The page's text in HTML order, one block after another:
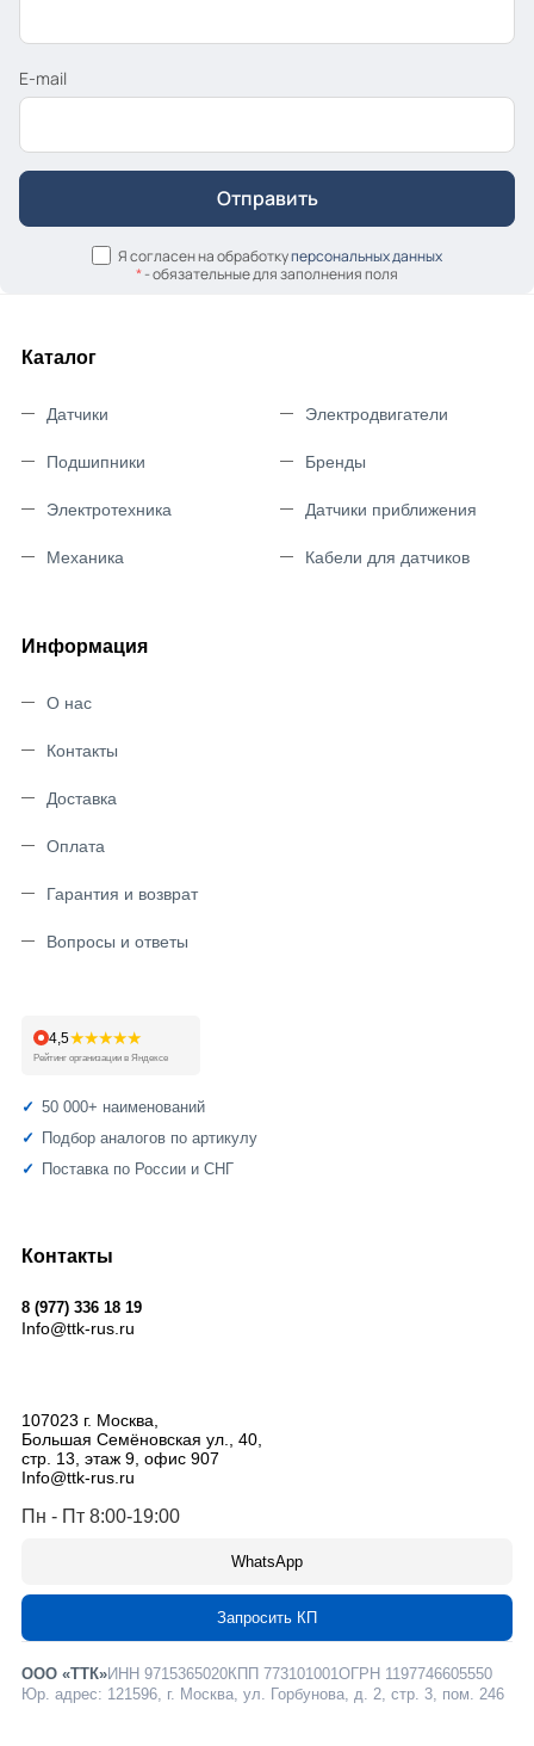
E-mail
Я согласен на обработкуперсональных данных
*- обязательные для заполнения поля
Каталог
Датчики
Подшипники
Электротехника
Механика
Электродвигатели
Бренды
Датчики приближения
Кабели для датчиков
Информация
О нас
Контакты
Доставка
Оплата
Гарантия и возврат
Вопросы и ответы
4,5★★★★★
Рейтинг организации в Яндексе
50 000+ наименований
Подбор аналогов по артикулу
Поставка по России и СНГ
Контакты
8 (977) 336 18 19
Info@ttk-rus.ru
107023 г. Москва,
Большая Семёновская ул., 40,
стр. 13, этаж 9, офис 907
Info@ttk-rus.ru
Пн - Пт 8:00-19:00
WhatsApp
Запросить КП
ООО «ТТК»ИНН 9715365020КПП 773101001ОГРН 1197746605550
Юр. адрес: 121596, г. Москва, ул. Горбунова, д. 2, стр. 3, пом. 246